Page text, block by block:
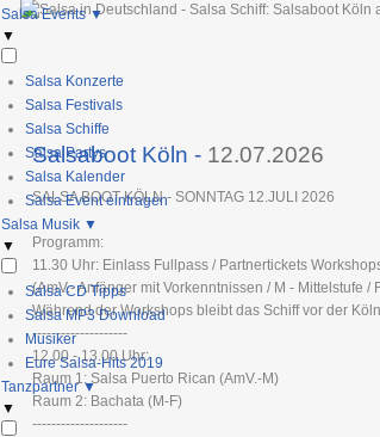
Salsa Events ▼
▼
Salsa Konzerte
Salsa Festivals
Salsa Schiffe
Salsa Partys
Salsa Kalender
Salsa Event eintragen
Salsa Musik ▼
▼
Salsa CD Tipps
Salsa MP3 Download
Musiker
Eure Salsa-Hits 2019
Tanzpartner▼
▼
Salsaboot Köln - 12.07.2026
SALSA BOOT KÖLN - SONNTAG 12.JULI 2026
Programm:
11.30 Uhr: Einlass Fullpass / Partnertickets
(AmV.- Anfänger mit Vorkenntnissen / M - Mittelstufe /
Während der Workshops bleibt das Schiff vor der
--------------------
12.00 - 13.00 Uhr:
Raum 1: Salsa Puerto Rican (AmV.-M)
Raum 2: Bachata (M-F)
--------------------